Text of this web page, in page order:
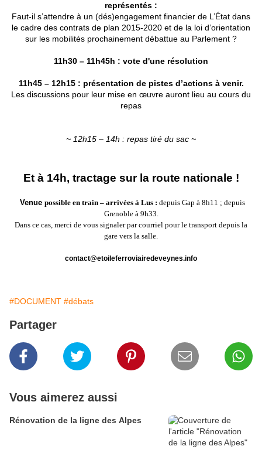
représentés :
Faut-il s’attendre à un (dés)engagement financier de L’État dans
le cadre des contrats de plan 2015-2020 et de la loi d’orientation
sur les mobilités prochainement débattue au Parlement ?
11h30 – 11h45h : vote d'une résolution
11h45 – 12h15 : présentation de pistes d’actions à venir.
Les discussions pour leur mise en œuvre auront lieu au cours du
repas
~ 12h15 – 14h : repas tiré du sac ~
Et à 14h, tractage sur la route nationale !
Venue possible en train – arrivées à Lus : depuis Gap à 8h11 ; depuis
Grenoble à 9h33.
Dans ce cas, merci de vous signaler par courriel pour le transport depuis la
gare vers la salle.
contact@etoileferroviairedeveynes.info
#DOCUMENT #débats
Partager
Vous aimerez aussi
Rénovation de la ligne des Alpes